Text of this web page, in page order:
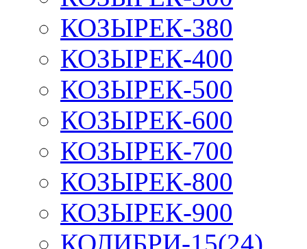
КОЗЫРЕК-380
КОЗЫРЕК-400
КОЗЫРЕК-500
КОЗЫРЕК-600
КОЗЫРЕК-700
КОЗЫРЕК-800
КОЗЫРЕК-900